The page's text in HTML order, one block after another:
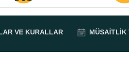
VE KURALLAR MÜSAITLIK